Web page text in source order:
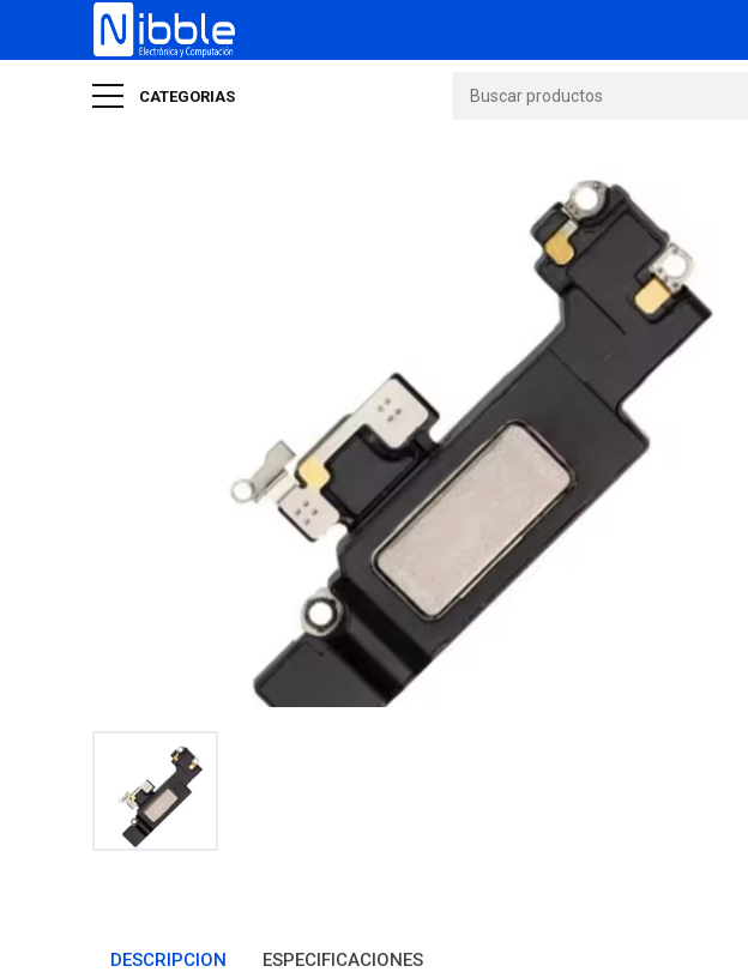
CATEGORIAS
DESCRIPCION ESPECIFICACIONES